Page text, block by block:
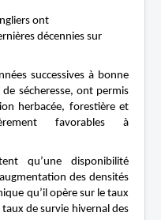
ont
décennies sur
successives à bonne
sécheresse, ont permis
herbacée, forestière et
favorables à
qu’une disponibilité
des densités
qu’il opère sur le taux
de survie hivernal des